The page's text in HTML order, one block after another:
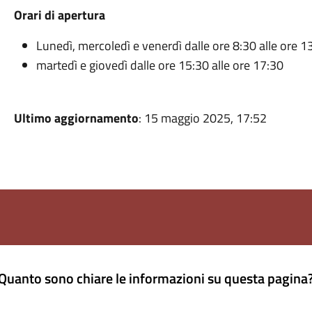
Orari di apertura
Lunedì, mercoledì e venerdì dalle ore 8:30 alle ore
martedì e giovedì dalle ore 15:30 alle ore 17:30
Ultimo aggiornamento: 15 maggio 2025, 17:52
sono chiare le informazioni su questa